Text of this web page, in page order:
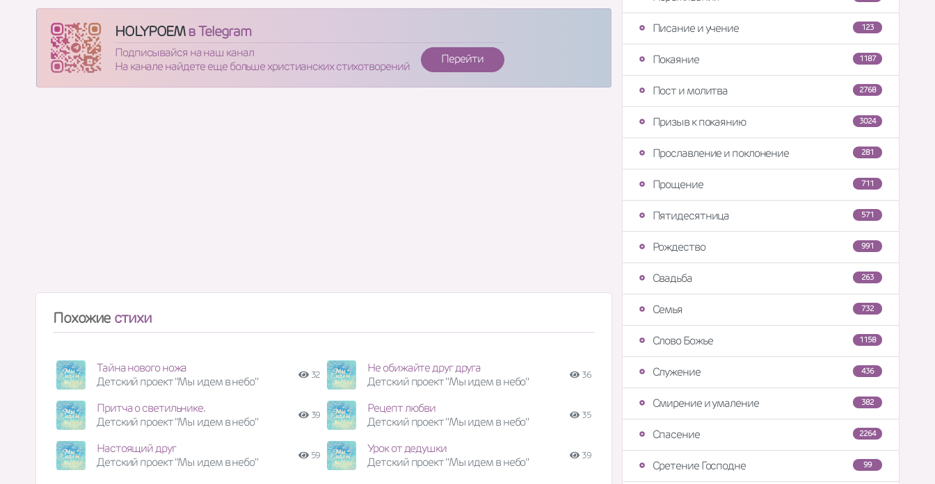
HOLYPOEMв Telegram
Подписывайся на наш канал
На канале найдете еще больше христианских стихотворений
Перейти
Похожие стихи
Тайна нового ножа
Детский проект "Мы идем в небо"
32
Не обижайте друг друга
Детский проект "Мы идем в небо"
36
Притча о светильнике.
Детский проект "Мы идем в небо"
39
Рецепт любви
Детский проект "Мы идем в небо"
35
Настоящий друг
Детский проект "Мы идем в небо"
59
Урок от дедушки
Детский проект "Мы идем в небо"
39
123
Писание и учение
1187
Покаяние
2768
Пост и молитва
3024
Призыв к покаянию
281
Прославление и поклонение
711
Прощение
571
Пятидесятница
991
Рождество
263
Свадьба
732
Семья
1158
Слово Божье
436
Служение
382
Смирение и умаление
2264
Спасение
99
Сретение Господне